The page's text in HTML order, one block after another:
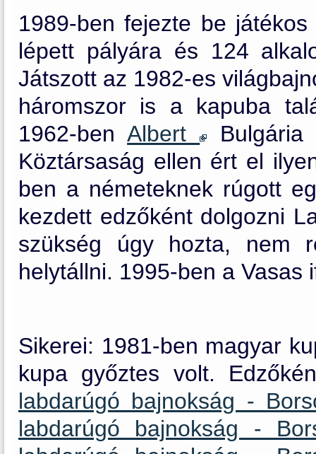
1989-ben fejezte be
lépett pályára és 124
Játszott az 1982-es
háromszor is a kapuba
1962-benAlbert
Köztársaság ellen ért el
ben a németeknek rúgott
kezdett edzőként dolgozni
szükség úgy hozta, nem
helytállni. 1995-ben a Vasas
Sikerei: 1981-ben magyar
kupa győztes volt.
labdarúgó bajnokság -
labdarúgó bajnokság -